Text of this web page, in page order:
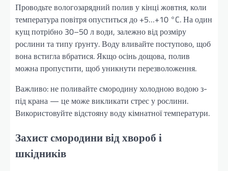
Проводьте вологозарядний полив у кінці жовтня, коли
температура повітря опуститься до +5…+10 °C. На один
кущ потрібно 30–50 л води, залежно від розміру
рослини та типу ґрунту. Воду вливайте поступово, щоб
вона встигла вбратися. Якщо осінь дощова, полив
можна пропустити, щоб уникнути перезволоження.
Важливо: не поливайте смородину холодною водою з-
під крана — це може викликати стрес у рослини.
Використовуйте відстояну воду кімнатної температури.
Захист смородини від хвороб і
шкідників